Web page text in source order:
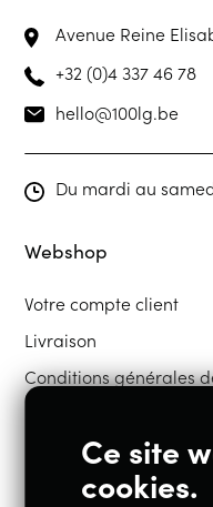
Avenue Reine
+32 (0)4 337 46 78
hello@100lg.be
Du mardi au
Webshop
Votre compte client
Livraison
Conditions générales
Restons en contact
Ce site
cookies.